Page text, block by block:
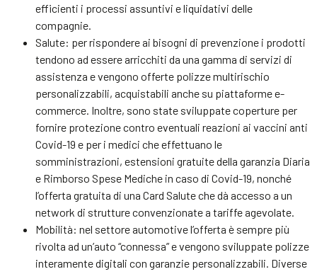
efficienti i processi assuntivi e liquidativi delle
compagnie.
Salute: per rispondere ai bisogni di prevenzione i prodotti
tendono ad essere arricchiti da una gamma di servizi di
assistenza e vengono offerte polizze multirischio
personalizzabili, acquistabili anche su piattaforme e-
commerce. Inoltre, sono state sviluppate coperture per
fornire protezione contro eventuali reazioni ai vaccini anti
Covid-19 e per i medici che effettuano le
somministrazioni, estensioni gratuite della garanzia Diaria
e Rimborso Spese Mediche in caso di Covid-19, nonché
l’offerta gratuita di una Card Salute che dà accesso a un
network di strutture convenzionate a tariffe agevolate.
Mobilità: nel settore automotive l’offerta è sempre più
rivolta ad un’auto “connessa” e vengono sviluppate polizze
interamente digitali con garanzie personalizzabili. Diverse